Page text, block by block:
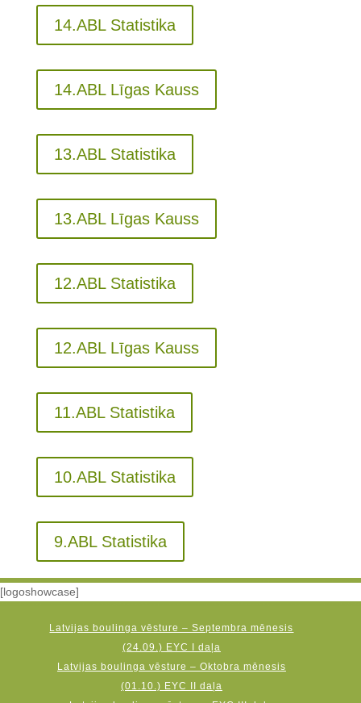
14.ABL Statistika
14.ABL Līgas Kauss
13.ABL Statistika
13.ABL Līgas Kauss
12.ABL Statistika
12.ABL Līgas Kauss
11.ABL Statistika
10.ABL Statistika
9.ABL Statistika
[logoshowcase]
Latvijas boulinga vēsture – Septembra mēnesis
(24.09.) EYC I daļa
Latvijas boulinga vēsture – Oktobra mēnesis
(01.10.) EYC II daļa